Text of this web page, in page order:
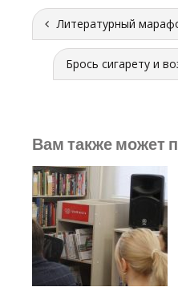
Литературный
Брось сигарету и
Вам также может